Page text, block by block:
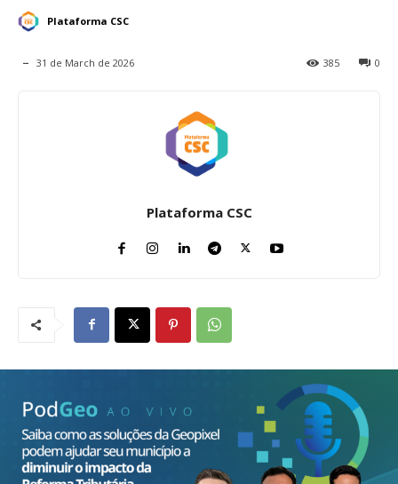
Plataforma CSC
31 de March de 2026 0
385
Plataforma CSC